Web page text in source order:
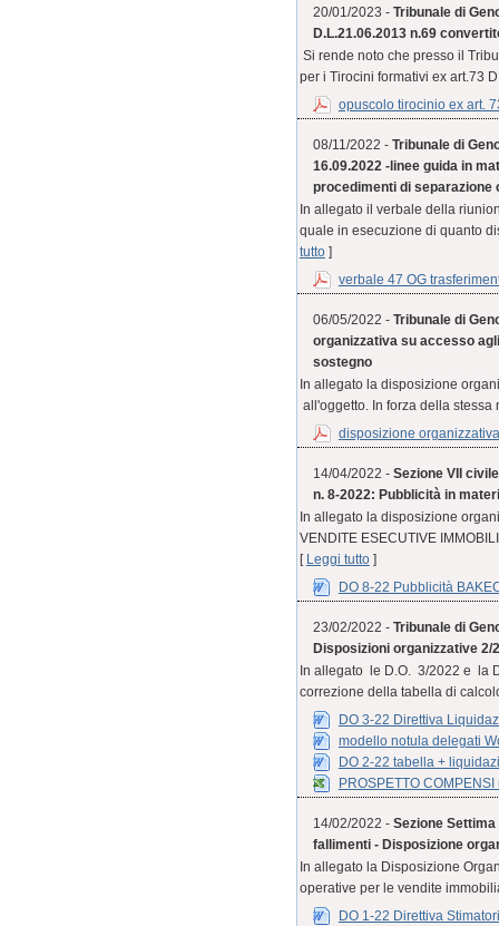
20/01/2023 - Tribunale di
D.L.21.06.2013 n.69
Si rende noto che presso il
per i Tirocini formativi ex art.73
opuscolo tirocinio ex art.
08/11/2022 - Tribunale di
16.09.2022 -linee guida in
procedimenti di separazione
In allegato il verbale della
quale in esecuzione di quanto
tutto]
verbale 47 OG
06/05/2022 - Tribunale di
organizzativa su accesso
sostegno
In allegato la disposizione
all'oggetto. In forza della stessa
disposizione
14/04/2022 - Sezione VII
n. 8-2022: Pubblicità in
In allegato la disposizione
VENDITE ESECUTIVE
[
Leggi tutto]
DO 8-22 Pubblicità
23/02/2022 - Tribunale di
Disposizioni organizzative 2/
In allegato le D.O. 3/2022 e la
correzione della tabella di
DO 3-22 Direttiva
modello notula delegati
DO 2-22 tabella +
PROSPETTO COMPENSI
14/02/2022 - Sezione
fallimenti - Disposizione
In allegato la Disposizione
operative per le vendite
DO 1-22 Direttiva